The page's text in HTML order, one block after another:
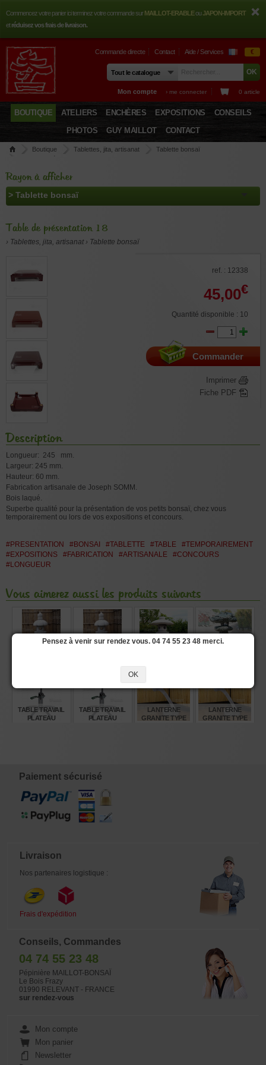
Commencez votre panier ici terminez votre commande surMAILLOT-ERABLEouJAPON-IMPORT
etréduisez vos frais de livraison.
Commande directe Contact Aide / Services €
Mon compte › me connecter 0 article
BOUTIQUE ATELIERS ENCHÈRES EXPOSITIONS
CONSEILS
PHOTOS
GUY MAILLOT CONTACT
Boutique Tablettes, jita, artisanat
Tablette bonsaï
Table de présentation 18
Rayon à afficher
Table de présentation 18
› Tablettes, jita, artisanat › Tablette bonsaï
ref. : 12338
45,00€
Quantité disponible : 10
Commander
Imprimer
Fiche PDF
Description
Longueur: 245 mm.
Largeur: 245 mm.
Hauteur: 60 mm.
Fabrication artisanale de Joseph SOMM.
Bois laqué.
Superbe qualité pour la présentation de vos petits bonsaï, chez vous
temporairement ou lors de vos expositions et concours.
#PRESENTATION #BONSAI #TABLETTE #TABLE
#TEMPORAIREMENT
#EXPOSITIONS
#FABRICATION #ARTISANALE
#CONCOURS
#LONGUEUR
Vous aimerez aussi les produits suivants
880,00 €
"YOSHINO GATA"
720,00 €
GATA 250 CM
5.280,00 € 1.760,00 €
TABLE TRAVAIL
PLATEAU
TABLE TRAVAIL
PLATEAU
LANTERNE
GRANITE TYPE
LANTERNE
GRANITE TYPE
Paiement sécurisé
Livraison
Nos partenaires logistique :
Frais d'expédition
Conseils, Commandes
04 74 55 23 48
Pépinière MAILLOT-BONSAÏ
Le Bois Frazy
01990 RELEVANT - FRANCE
sur rendez-vous
Mon compte
Mon panier
Newsletter
Pensez à venir sur rendez vous. 04 74 55 23 48 merci.
OK